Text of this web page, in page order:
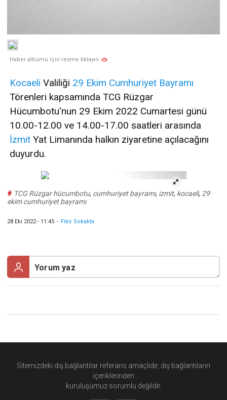
Haber albümü için resme tıklayın
Kocaeli Valiliği 29 Ekim Cumhuriyet Bayramı
Törenleri kapsamında TCG Rüzgar
Hücumbotu'nun 29 Ekim 2022 Cumartesi günü
10.00-12.00 ve 14.00-17.00 saatleri arasında
İzmit Yat Limanında halkın ziyaretine açılacağını
duyurdu.
# TCG Rüzgar hücumbotu, cumhuriyet bayramı, izmit, kocaeli, 29
ekim cumhuriyet bayramı
28 Eki 2022 - 11:45 - Fikir Sokakta
Sitemizdeki dış bağlantılar referans amaçlıdır, dış bağlantıların
içeriklerinden
kuruluşumuz sorumlu değildir.